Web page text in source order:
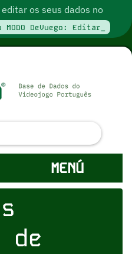
os seus dados no
DeVuego: Editar_
MENÚ
de